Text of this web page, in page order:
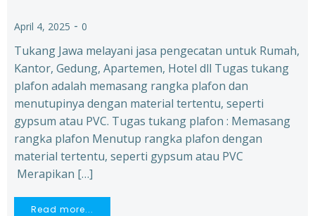
April 4, 2025 - 0
Tukang Jawa melayani jasa pengecatan untuk Rumah,
Kantor, Gedung, Apartemen, Hotel dll Tugas tukang
plafon adalah memasang rangka plafon dan
menutupinya dengan material tertentu, seperti
gypsum atau PVC. Tugas tukang plafon : Memasang
rangka plafon Menutup rangka plafon dengan
material tertentu, seperti gypsum atau PVC
Merapikan […]
Read more...